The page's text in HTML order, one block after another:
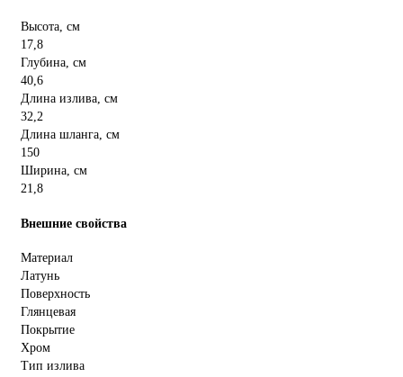
Высота, см
17,8
Глубина, см
40,6
Длина излива, см
32,2
Длина шланга, см
150
Ширина, см
21,8
Внешние свойства
Материал
Латунь
Поверхность
Глянцевая
Покрытие
Хром
Тип излива